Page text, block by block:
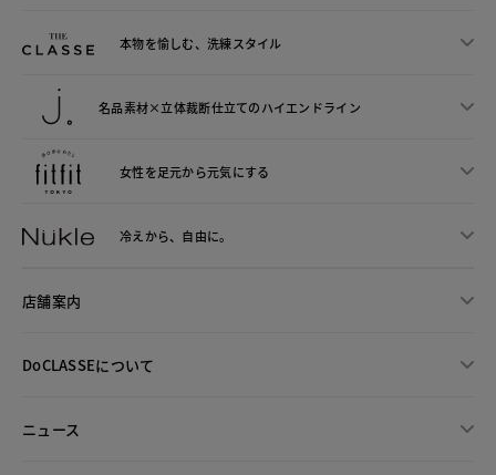
本物を愉しむ、洗練スタイル
名品素材×立体裁断仕立てのハイエンドライン
女性を足元から元気にする
冷えから、 自由に。
店舗案内
DoCLASSEについて
ニュース